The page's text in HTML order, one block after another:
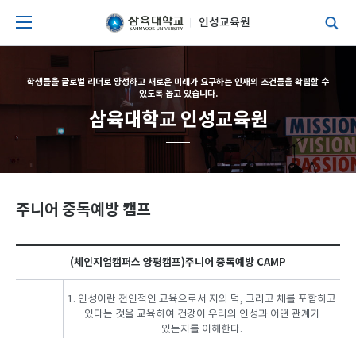
인성교육원
학생들을 글로벌 리더로 양성하고 새로운 미래가 요구하는 인재의 조건들을 확립할 수
있도록 돕고 있습니다.
삼육대학교 인성교육원
주니어 중독예방 캠프
(체인지업캠퍼스 양평캠프)주니어 중독예방 CAMP
1. 인성이란 전인적인 교육으로서 지와 덕, 그리고 체를 포함하고
있다는 것을 교육하여 건강이 우리의 인성과 어떤 관계가
있는지를 이해한다.